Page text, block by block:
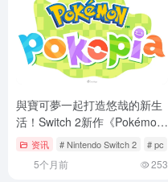
與寶可夢一起打造悠哉的新生
活！Switch 2新作《Pokémon
Pokopia》百貨試玩活動明日
開跑
资讯 # Nintendo Switch 2 # pc
5个月前 253